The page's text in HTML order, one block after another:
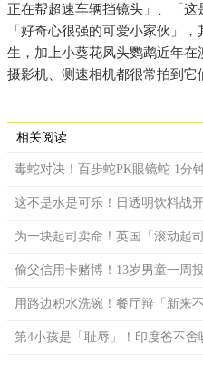
正在帮超速车辆挡镜头」、「这
「好奇心很强的可爱小家伙」
生，加上小葵花凤头鹦鹉近年在
摄影机、测速相机都很常拍到它
相关阅读
毒蛇对决！百步蛇PK眼镜蛇 1分
这不是水是可乐！日透明饮料战
为一块起司卖命！英国「滚动起
偷父信用卡赌博！13岁男童一
用路边积水洗碗！餐厅辩「新来
第4小孩是「耻辱」！印度爸不